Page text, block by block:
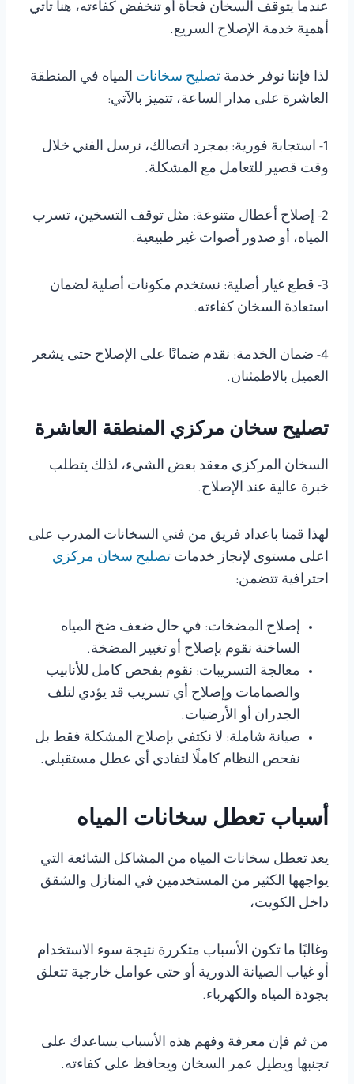
عندما يتوقف السخان فجأة أو تنخفض كفاءته، هنا تأتي
أهمية خدمة الإصلاح السريع.
لذا فإننا نوفر خدمة تصليح سخانات المياه في المنطقة
العاشرة على مدار الساعة، تتميز بالآتي:
1- استجابة فورية: بمجرد اتصالك، نرسل الفني خلال
وقت قصير للتعامل مع المشكلة.
2- إصلاح أعطال متنوعة: مثل توقف التسخين، تسرب
المياه، أو صدور أصوات غير طبيعية.
3- قطع غيار أصلية: نستخدم مكونات أصلية لضمان
استعادة السخان كفاءته.
4- ضمان الخدمة: نقدم ضمانًا على الإصلاح حتى يشعر
العميل بالاطمئنان.
تصليح سخان مركزي المنطقة العاشرة
السخان المركزي معقد بعض الشيء، لذلك يتطلب
خبرة عالية عند الإصلاح.
لهذا قمنا باعداد فريق من فني السخانات المدرب على
اعلى مستوى لإنجاز خدمات تصليح سخان مركزي
احترافية تتضمن:
إصلاح المضخات: في حال ضعف ضخ المياه
الساخنة نقوم بإصلاح أو تغيير المضخة.
معالجة التسريبات: نقوم بفحص كامل للأنابيب
والصمامات وإصلاح أي تسريب قد يؤدي لتلف
الجدران أو الأرضيات.
صيانة شاملة: لا نكتفي بإصلاح المشكلة فقط بل
نفحص النظام كاملًا لتفادي أي عطل مستقبلي.
أسباب تعطل سخانات المياه
يعد تعطل سخانات المياه من المشاكل الشائعة التي
يواجهها الكثير من المستخدمين في المنازل والشقق
داخل الكويت،
وغالبًا ما تكون الأسباب متكررة نتيجة سوء الاستخدام
أو غياب الصيانة الدورية أو حتى عوامل خارجية تتعلق
بجودة المياه والكهرباء.
من ثم فإن معرفة وفهم هذه الأسباب يساعدك على
تجنبها ويطيل عمر السخان ويحافظ على كفاءته.